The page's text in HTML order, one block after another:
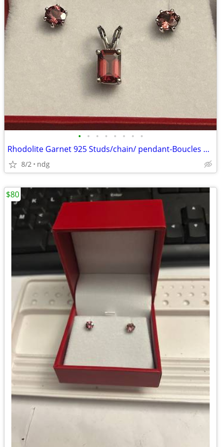
• • • • • • • •
Rhodolite Garnet 925 Studs/chain/ pendant-Boucles & pendentif & chaine
8/2 ndg
$80